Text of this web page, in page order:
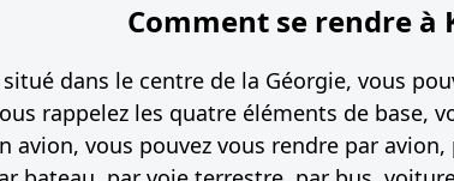
Comment se rendre à
dans le centre de la Géorgie, vous
rappelez les quatre éléments de base,
avion, vous pouvez vous rendre par avion,